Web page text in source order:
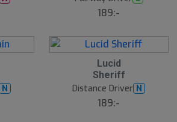
189:-
N
Lucid
Sheriff
Distance Driver N
189:-